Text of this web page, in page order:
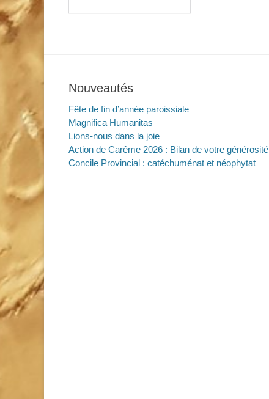
Nouveautés
Fête de fin d’année paroissiale
Magnifica Humanitas
Lions-nous dans la joie
Action de Carême 2026 : Bilan de votre générosité
Concile Provincial : catéchuménat et néophytat